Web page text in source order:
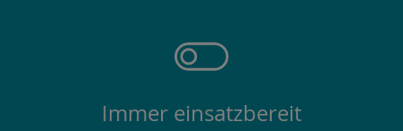
Immer einsatzbereit